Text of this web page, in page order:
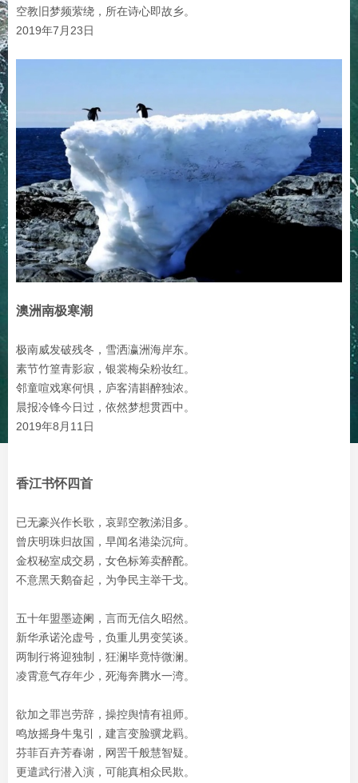
空教旧梦频萦绕，所在诗心即故乡。
2019年7月23日
澳洲南极寒潮
极南威发破残冬，雪洒瀛洲海岸东。
素节竹篁青影寂，银裳梅朵粉妆红。
邻童喧戏寒何惧，庐客清斟醉独浓。
晨报冷锋今日过，依然梦想贯西中。
2019年8月11日
香江书怀四首
已无豪兴作长歌，哀郢空教涕泪多。
曾庆明珠归故国，早闻名港染沉疴。
金权秘室成交易，女色标筹卖醉酡。
不意黑天鹅奋起，为争民主举干戈。
五十年盟墨迹阑，言而无信久昭然。
新华承诺沦虚号，负重儿男变笑谈。
两制行将迎独制，狂澜毕竟恃微澜。
凌霄意气存年少，死海奔腾水一湾。
欲加之罪岂劳辞，操控舆情有祖师。
鸣放摇身牛鬼引，建言变脸骥龙羁。
芬菲百卉芳春谢，网罟千般慧智疑。
更遣武行潜入演，可能真相众民欺。